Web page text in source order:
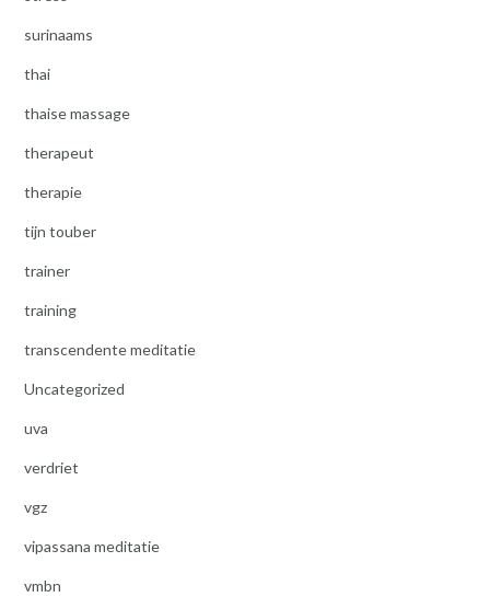
surinaams
thai
thaise massage
therapeut
therapie
tijn touber
trainer
training
transcendente meditatie
Uncategorized
uva
verdriet
vgz
vipassana meditatie
vmbn